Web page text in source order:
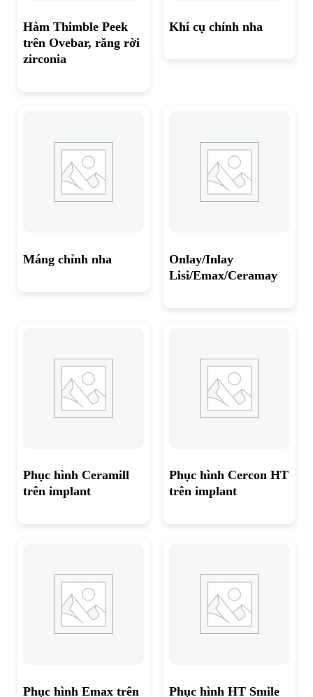
Hàm Thimble Peek
trên Ovebar, răng rời
zirconia
Khí cụ chỉnh nha
Máng chỉnh nha
Onlay/Inlay
Lisi/Emax/Ceramay
Phục hình Ceramill
trên implant
Phục hình Cercon HT
trên implant
Phục hình Emax trên
Phục hình HT Smile